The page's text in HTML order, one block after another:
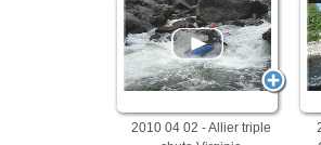
2010 04 02 - Allier triple